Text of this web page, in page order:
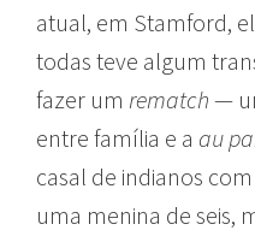
atual, em Stamford,
todas teve algum
fazer um rematch —
entre família e a au
casal de indianos
uma menina de seis,